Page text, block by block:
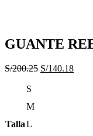
GUANTE
S/200.25 El
S/140.18El
Talla
S
M
L